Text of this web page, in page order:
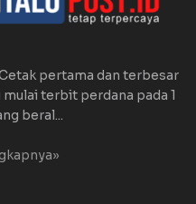
pertama dan terbesar
terbit perdana pada 1
beral...